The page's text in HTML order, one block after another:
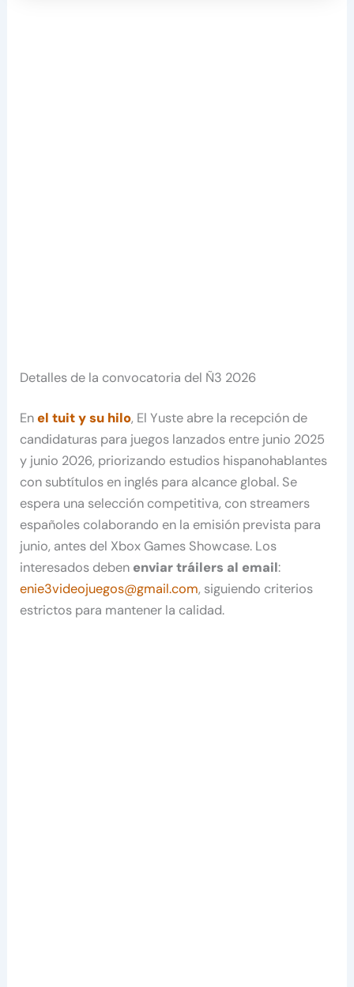
Detalles de la convocatoria del Ñ3 2026
Enel tuit y su hilo, El Yuste abre la recepción de
candidaturas para juegos lanzados entre junio 2025
y junio 2026, priorizando estudios hispanohablantes
con subtítulos en inglés para alcance global. Se
espera una selección competitiva, con streamers
españoles colaborando en la emisión prevista para
junio, antes del Xbox Games Showcase. Los
interesados deben enviar tráilers al email:
enie3videojuegos@gmail.com, siguiendo criterios
estrictos para mantener la calidad.